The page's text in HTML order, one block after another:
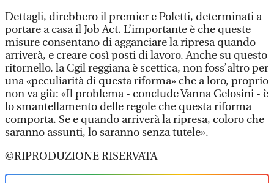
Dettagli, direbbero il premier e Poletti, determinati a
portare a casa il Job Act. L’importante è che queste
misure consentano di agganciare la ripresa quando
arriverà, e creare così posti di lavoro. Anche su questo
ritornello, la Cgil reggiana è scettica, non foss’altro per
una «peculiarità di questa riforma» che a loro, proprio
non va giù: «Il problema - conclude Vanna Gelosini - è
lo smantellamento delle regole che questa riforma
comporta. Se e quando arriverà la ripresa, coloro che
saranno assunti, lo saranno senza tutele».
©RIPRODUZIONE RISERVATA